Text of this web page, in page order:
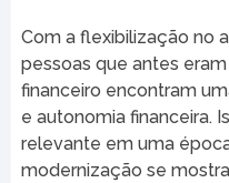
Com a flexibilização no
pessoas que antes
financeiro encontram
e autonomia financeira.
relevante em uma
modernização se